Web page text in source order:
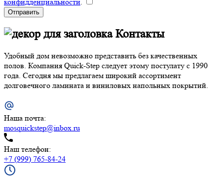
Отправить
Контакты
Удобный дом невозможно представить без качественных
полов. Компания Quick-Step следует этому постулату с 1990
года. Сегодня мы предлагаем широкий ассортимент
долговечного ламината и виниловых напольных покрытий.
Наша почта:
mosquickstep@inbox.ru
Наш телефон:
+7 (999) 765-84-24